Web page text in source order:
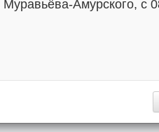
Амурского, с